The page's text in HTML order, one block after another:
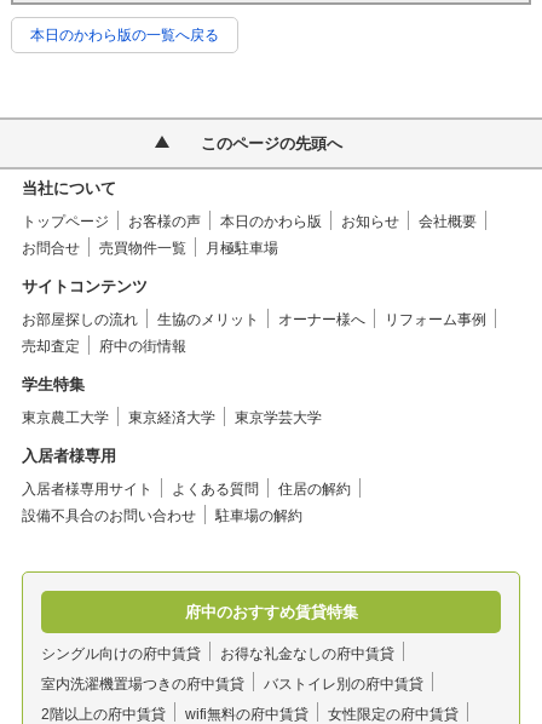
本日のかわら版の一覧へ戻る
このページの先頭へ
当社について
トップページ お客様の声 本日のかわら版 お知らせ
会社概要
お問合せ
売買物件一覧 月極駐車場
サイトコンテンツ
お部屋探しの流れ 生協のメリット オーナー様へ
リフォーム事例
売却査定
府中の街情報
学生特集
東京農工大学 東京経済大学 東京学芸大学
入居者様専用
入居者様専用サイト よくある質問
住居の解約
設備不具合のお問い合わせ
駐車場の解約
府中のおすすめ賃貸特集
シングル向けの府中賃貸
お得な礼金なしの府中賃貸
室内洗濯機置場つきの府中賃貸
バストイレ別の府中賃貸
2階以上の府中賃貸
wifi無料の府中賃貸
女性限定の府中賃貸